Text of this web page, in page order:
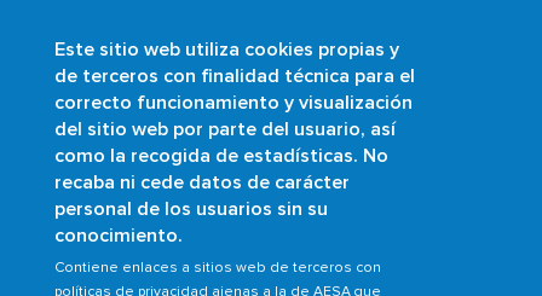
Este sitio web utiliza cookies propias y
de terceros con finalidad técnica para el
correcto funcionamiento y visualización
del sitio web por parte del usuario, así
como la recogida de estadísticas. No
recaba ni cede datos de carácter
personal de los usuarios sin su
conocimiento.
Contiene enlaces a sitios web de terceros con
políticas de privacidad ajenas a la de AESA que
Pasar
al
contenido
principal
Buscar
Sobrescribir
enlaces
de
ayuda
Inicio
Ámbitos
Derechos de los pasajeros